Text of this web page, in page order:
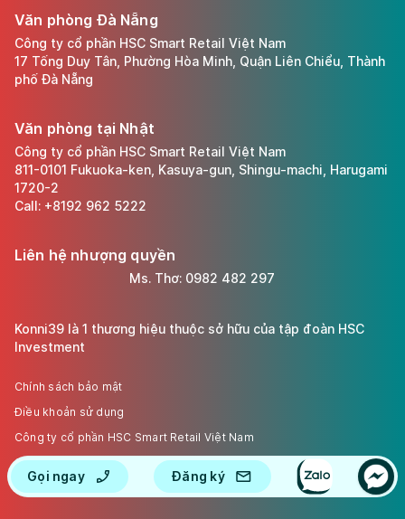
Gọi ngay Đăng ký
Văn phòng Đà Nẵng
Công ty cổ phần HSC Smart Retail Việt Nam
17 Tống Duy Tân, Phường Hòa Minh, Quận Liên Chiểu, Thành
phố Đà Nẵng
Văn phòng tại Nhật
Công ty cổ phần HSC Smart Retail Việt Nam
811-0101 Fukuoka-ken, Kasuya-gun, Shingu-machi, Harugami
1720-2
Call: +8192 962 5222
Liên hệ nhượng quyền
Ms. Thơ: 0982 482 297
Konni39 là 1 thương hiệu thuộc sở hữu của tập đoàn HSC
Investment
Chính sách bảo mật
Điều khoản sử dụng
Công ty cổ phần HSC Smart Retail Việt Nam
Giấy phép kinh doanh 0107712401 cấp ngày 20/01/2017.
Bản quyền thuộc về HSC 2023